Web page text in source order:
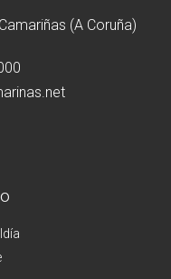
(A Coruña)